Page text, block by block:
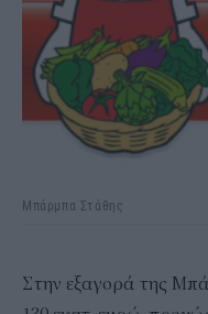
Μπάρμπα Στάθης
Στην εξαγορά της